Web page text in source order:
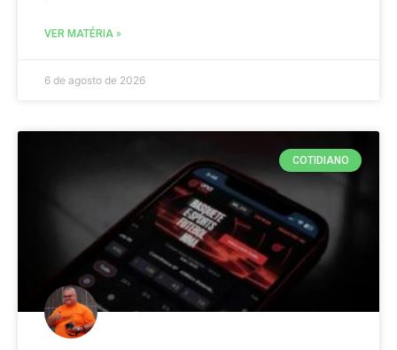
VER MATÉRIA »
6 de agosto de 2026
COTIDIANO